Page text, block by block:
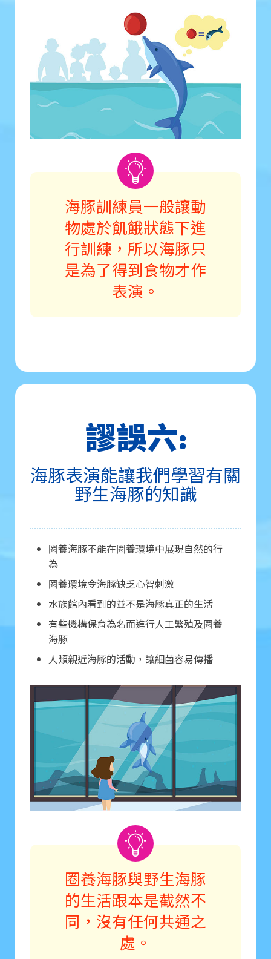
海豚訓練員一般讓動
物處於飢餓狀態下進
行訓練，所以海豚只
是為了得到食物才作
表演。
謬誤六:
海豚表演能讓我們學習有關
野生海豚的知識
圈養海豚不能在圈養環境中展現自然的行
為
圈養環境令海豚缺乏心智刺激
水族館內看到的並不是海豚真正的生活
有些機構保育為名而進行人工繁殖及圈養
海豚
人類親近海豚的活動，讓細菌容易傳播
圈養海豚與野生海豚
的生活跟本是截然不
同，沒有任何共通之
處。